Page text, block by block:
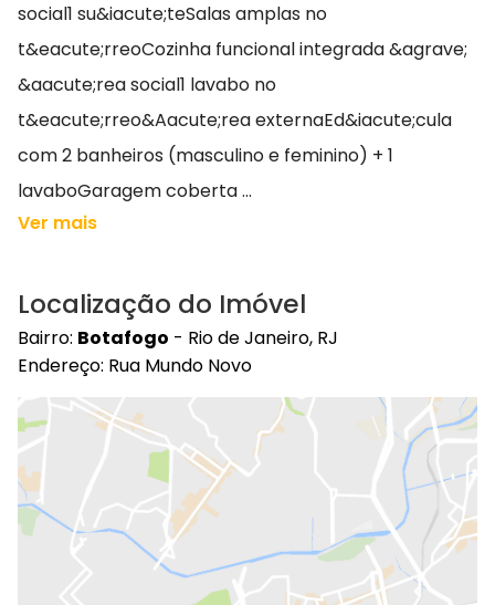
social1 su&iacute;teSalas amplas no
t&eacute;rreoCozinha funcional integrada &agrave;
&aacute;rea social1 lavabo no
t&eacute;rreo&Aacute;rea externaEd&iacute;cula
com 2 banheiros (masculino e feminino) + 1
lavaboGaragem coberta ...
Ver mais
Localização do Imóvel
Bairro: Botafogo - Rio de Janeiro, RJ
Endereço: Rua Mundo Novo